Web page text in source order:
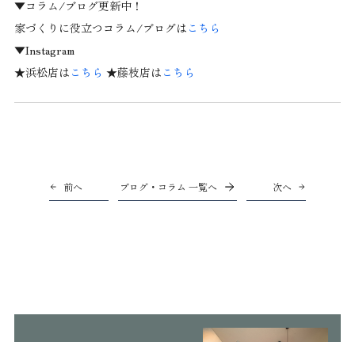
▼コラム/ブログ更新中！
家づくりに役立つコラム/ブログは こちら
▼Instagram
★浜松店は こちら ★藤枝店は こちら
前へ ブログ・コラム 一覧へ 次へ